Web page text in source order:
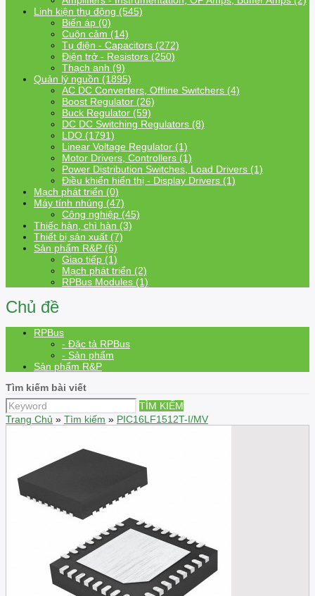
Linh kiện thụ động (545)
Biến áp (0)
Cuộn cảm (14)
Tụ điện - Capacitors (272)
Điện trở - Resistors (250)
Thạch anh (9)
Quản lý nguồn (1895)
AC DC Converters, Offline Switchers (4)
Boost Regulator (26)
Buck Regulator (59)
DC DC Switching Regulators (8)
LDO (1791)
Linear Voltage Regulator (1)
Motor Drivers, Controllers (1)
Power Distribution Switches, Load Drivers (1)
Điều khiển hiển thị - Display Drivers (1)
Mạch phát triển (0)
Máy tính nhúng (47)
Công nghiệp (45)
Thiếc hàn, chì hàn (3)
Thiết bị sản xuất (7)
Sản phẩm R&P (6)
Giao tiếp (1)
Mạch phát triển (2)
RPBus Modules (1)
Chủ đề
RPBus
- Đặc tả RPBus
- Sản phẩm
Sản phẩm R&P
Tìm kiếm bài viết
TÌM KIẾM
Trang Chủ » Tìm kiếm » PIC16LF1512T-I/MV